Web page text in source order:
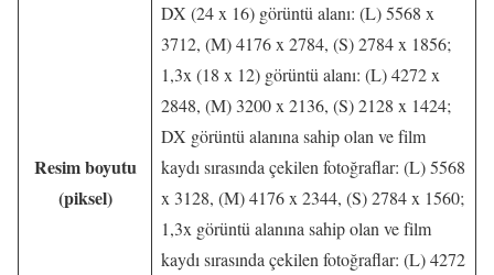
Resim boyutu
(piksel)
DX (24 x 16) görüntü alanı: (L) 5568 x
3712, (M) 4176 x 2784, (S) 2784 x 1856;
1,3x (18 x 12) görüntü alanı: (L) 4272 x
2848, (M) 3200 x 2136, (S) 2128 x 1424;
DX görüntü alanına sahip olan ve film
kaydı sırasında çekilen fotoğraflar: (L) 5568
x 3128, (M) 4176 x 2344, (S) 2784 x 1560;
1,3x görüntü alanına sahip olan ve film
kaydı sırasında çekilen fotoğraflar: (L) 4272